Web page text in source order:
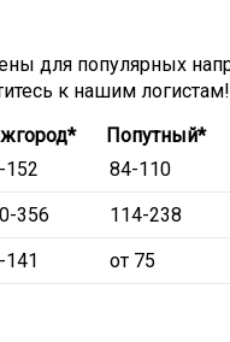
для популярных
к нашим логистам!
Попутный*
152 84-110
356 114-238
141 от 75